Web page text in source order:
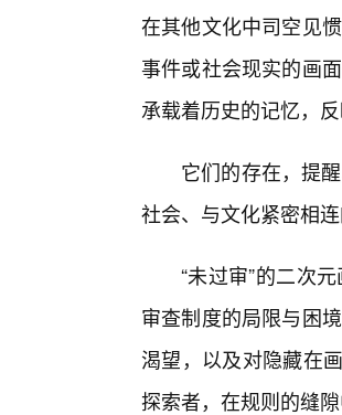
在其他文化中司空见
事件或社会现实的画
承载着历史的记忆，
它们的存在，提
社会、与文化紧密相连
“未过审”的二次
审查制度的局限与困
渴望，以及对隐藏在
探索者，在规则的缝